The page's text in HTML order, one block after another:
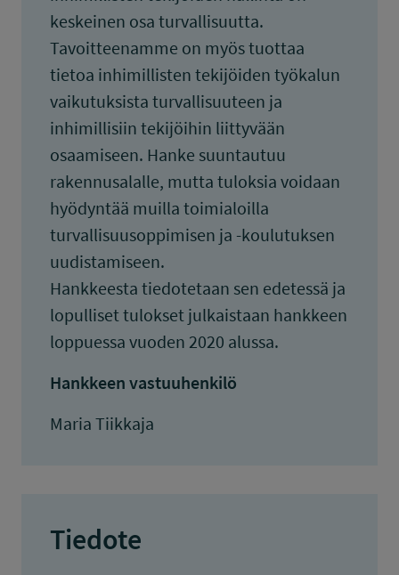
keskeinen osa turvallisuutta.
Tavoitteenamme on myös tuottaa
tietoa inhimillisten tekijöiden työkalun
vaikutuksista turvallisuuteen ja
inhimillisiin tekijöihin liittyvään
osaamiseen. Hanke suuntautuu
rakennusalalle, mutta tuloksia voidaan
hyödyntää muilla toimialoilla
turvallisuusoppimisen ja -koulutuksen
uudistamiseen.
Hankkeesta tiedotetaan sen edetessä ja
lopulliset tulokset julkaistaan hankkeen
loppuessa vuoden 2020 alussa.
Hankkeen vastuuhenkilö
Maria Tiikkaja
Tiedote